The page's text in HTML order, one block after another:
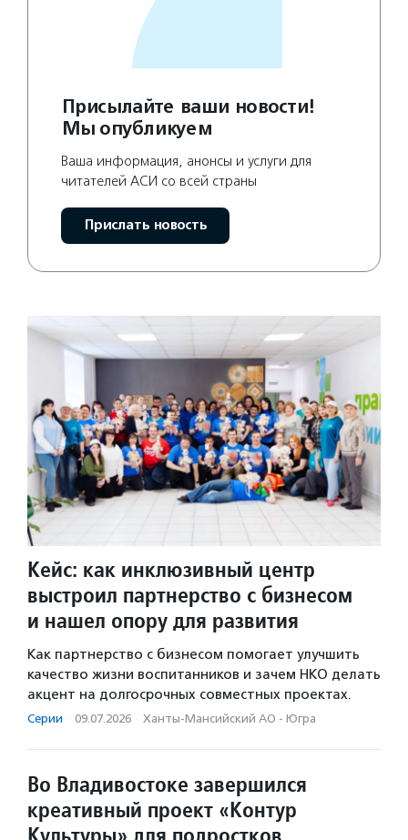
Присылайте ваши новости!
Мы опубликуем
Ваша информация, анонсы и услуги для
читателей АСИ со всей страны
Прислать новость
Кейс: как инклюзивный центр
выстроил партнерство с бизнесом
и нашел опору для развития
Как партнерство с бизнесом помогает улучшить
качество жизни воспитанников и зачем НКО делать
акцент на долгосрочных совместных проектах.
Серии · 09.07.2026 · Ханты-Мансийский АО - Югра
Во Владивостоке завершился
креативный проект «Контур